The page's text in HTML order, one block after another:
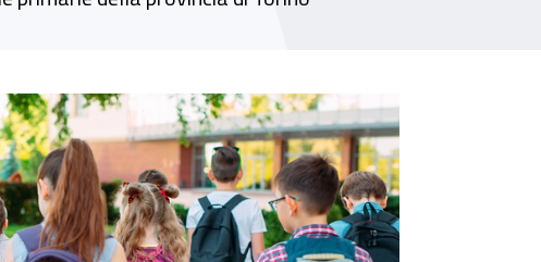
scuola di ergonomia”